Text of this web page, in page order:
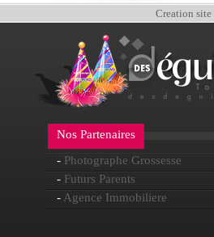
Creation
Nos Partenaires
- Photographe Grossesse
- Futurs Parents
- Agence Immobiliere